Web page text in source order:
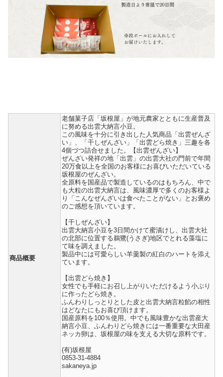
商品概要
老舗菓子店「坂根屋」が地元農家とともに生産普及
に努める出雲大納言小豆。
この風味を十分に引き出した人気商品「出雲ぜんざ
い」、「干しぜんざい」「出雲どら焼き」三趣を各
4個づつ詰合せました。【出雲ぜんざい】
ぜんざい発祥の地「出雲」の出雲大社の門前で年間
20万食以上を全国のお客様にお喜びいただいている
坂根屋のぜんざい。
全原料を国産品で製造しているのはもちろん、中で
も大粒の出雲大納言は、風味濃厚で多くのお客様よ
り「こんなぜんざいは食べたことがない」とお褒め
のご感想を頂いています。
【干しぜんざい】
出雲大納言小豆を3日間かけて蜜漬けし、出雲大社
の北部に位置する鵜鷺(うさぎ)地区でとれる藻塩に
て味を調えました。
製品中には可愛らしい羊羹製の紅白のハートを添え
ています。
【出雲どら焼き】
女性でも手軽にお召し上がりいただけるよう小ぶり
に作ったどら焼き。
ふんわりしっとりとした皮と出雲大納言粒餡の相性
はどなたにもお喜び頂けます。
国産原料を100％使用。中でも風味豊かな出雲産大
納言小豆、ふんわりどら焼きには一番重要な大田産
ネッカ卵は、坂根屋の味を支える大切な原料です。
(有)坂根屋
0853-31-4884
sakaneya.jp